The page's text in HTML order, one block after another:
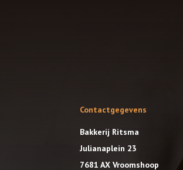
Contactgegevens
Bakkerij Ritsma
Julianaplein 23
7681 AX Vroomshoop